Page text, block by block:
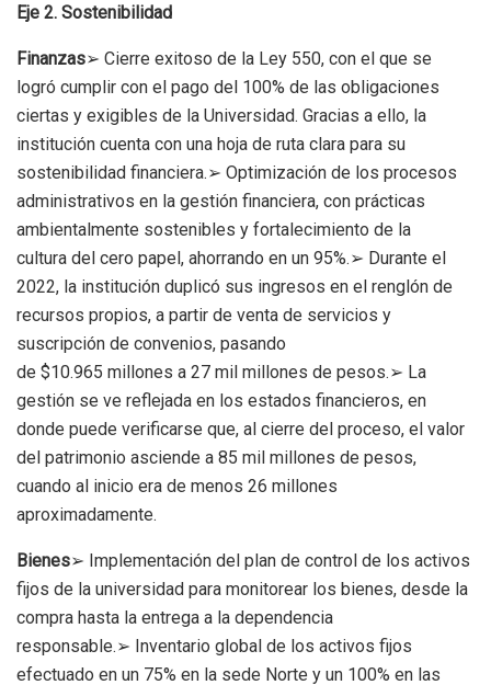
Eje 2. Sostenibilidad
Finanzas➢ Cierre exitoso de la Ley 550, con el que se
logró cumplir con el pago del 100% de las obligaciones
ciertas y exigibles de la Universidad. Gracias a ello, la
institución cuenta con una hoja de ruta clara para su
sostenibilidad financiera.➢ Optimización de los procesos
administrativos en la gestión financiera, con prácticas
ambientalmente sostenibles y fortalecimiento de la
cultura del cero papel, ahorrando en un 95%.➢ Durante el
2022, la institución duplicó sus ingresos en el renglón de
recursos propios, a partir de venta de servicios y
suscripción de convenios, pasando
de $10.965 millones a 27 mil millones de pesos.➢ La
gestión se ve reflejada en los estados financieros, en
donde puede verificarse que, al cierre del proceso, el valor
del patrimonio asciende a 85 mil millones de pesos,
cuando al inicio era de menos 26 millones
aproximadamente.
Bienes➢ Implementación del plan de control de los activos
fijos de la universidad para monitorear los bienes, desde la
compra hasta la entrega a la dependencia
responsable.➢ Inventario global de los activos fijos
efectuado en un 75% en la sede Norte y un 100% en las